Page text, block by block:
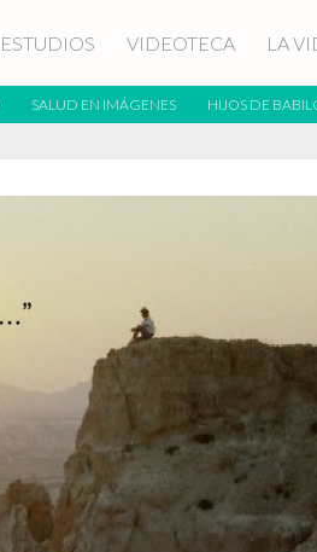
ESTUDIOS VIDEOTECA LA
SALUD EN IMÁGENES HIJOS DE